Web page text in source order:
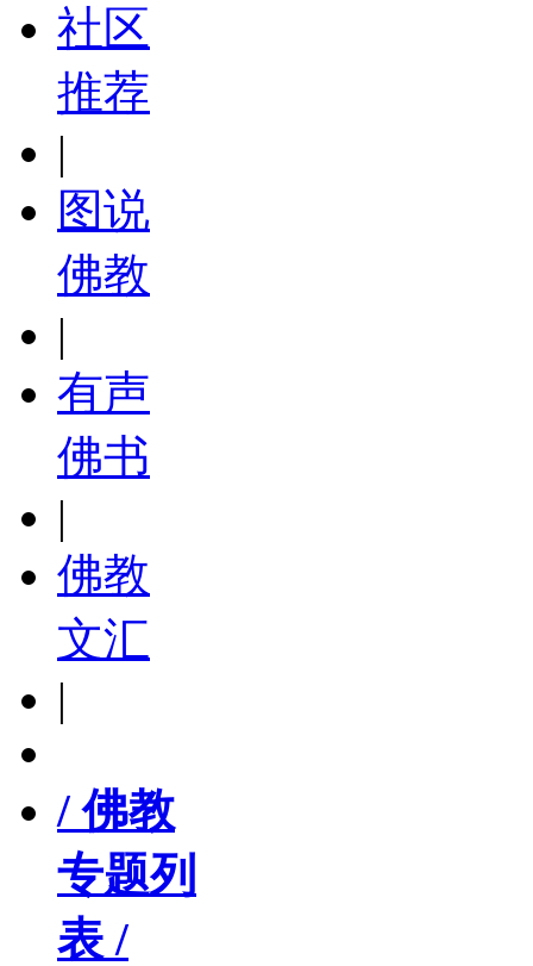
社区
推荐
|
图说
佛教
|
有声
佛书
|
佛教
文汇
|
/ 佛教
专题列
表 /